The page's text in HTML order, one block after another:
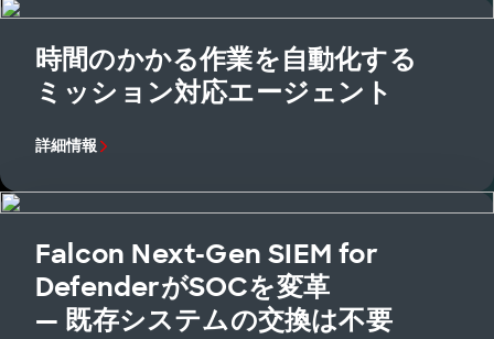
時間のかかる作業を自動化する
ミッション対応エージェント
詳細情報
Falcon Next-Gen SIEM for
DefenderがSOCを変革
— 既存システムの交換は不要